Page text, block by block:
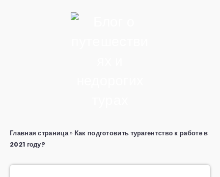
Главная страница» Как подготовить турагентство к работе в
2021 году?